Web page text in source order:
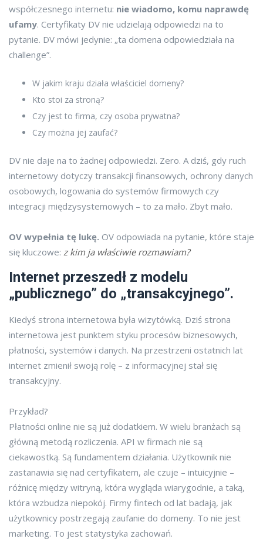
współczesnego internetu: nie wiadomo, komu naprawdę
ufamy. Certyfikaty DV nie udzielają odpowiedzi na to
pytanie. DV mówi jedynie: „ta domena odpowiedziała na
challenge”.
W jakim kraju działa właściciel domeny?
Kto stoi za stroną?
Czy jest to firma, czy osoba prywatna?
Czy można jej zaufać?
DV nie daje na to żadnej odpowiedzi. Zero. A dziś, gdy ruch
internetowy dotyczy transakcji finansowych, ochrony danych
osobowych, logowania do systemów firmowych czy
integracji międzysystemowych – to za mało. Zbyt mało.
OV wypełnia tę lukę. OV odpowiada na pytanie, które staje
się kluczowe: z kim ja właściwie rozmawiam?
Internet przeszedł z modelu
„publicznego” do „transakcyjnego”.
Kiedyś strona internetowa była wizytówką. Dziś strona
internetowa jest punktem styku procesów biznesowych,
płatności, systemów i danych. Na przestrzeni ostatnich lat
internet zmienił swoją rolę – z informacyjnej stał się
transakcyjny.
Przykład?
Płatności online nie są już dodatkiem. W wielu branżach są
główną metodą rozliczenia. API w firmach nie są
ciekawostką. Są fundamentem działania. Użytkownik nie
zastanawia się nad certyfikatem, ale czuje – intuicyjnie –
różnicę między witryną, która wygląda wiarygodnie, a taką,
która wzbudza niepokój. Firmy fintech od lat badają, jak
użytkownicy postrzegają zaufanie do domeny. To nie jest
marketing. To jest statystyka zachowań.